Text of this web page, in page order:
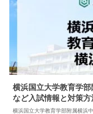
中学情報
横浜国立大学教育学
など入試情報と対策方
横浜国立大学教育学部附属横浜